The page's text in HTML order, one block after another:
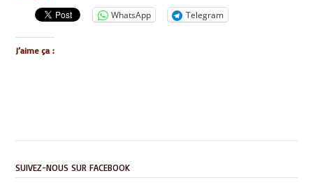
WhatsApp Telegram
J’aime ça :
SUIVEZ-NOUS SUR FACEBOOK